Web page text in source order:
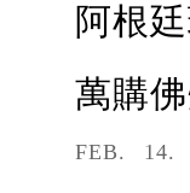
阿根
萬購
FEB 14